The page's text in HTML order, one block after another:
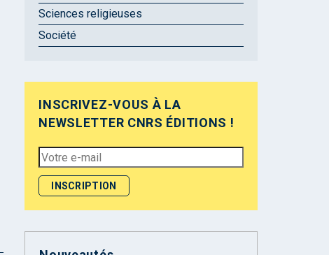
Sciences religieuses
Société
INSCRIVEZ-VOUS À LA
NEWSLETTER CNRS ÉDITIONS !